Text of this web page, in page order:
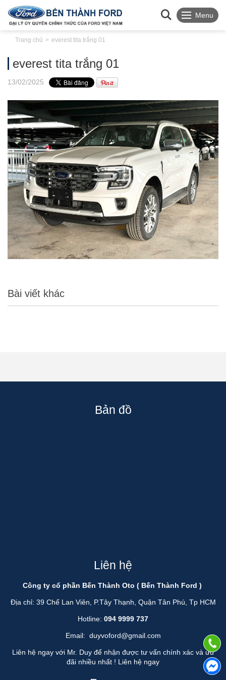
Menu
Trang chủ everest tita trắng 01
everest tita trắng 01
13/02/2025
Bài viết khác
Bản đồ
Liên hệ
Công ty cổ phần Bến Thành Oto ( Bến Thành Ford )
Địa chỉ: 39 Chế Lan Viên, P.Tây Thạnh, Quận Tân Phú, Tp HCM
Hotline: 094 9999 737
Email: duyvoford@gmail.com
Liên hệ ngay với Mr. Duy để nhận được tư vấn chính xác và ưu
đãi nhiều nhất ! Liên hệ ngay